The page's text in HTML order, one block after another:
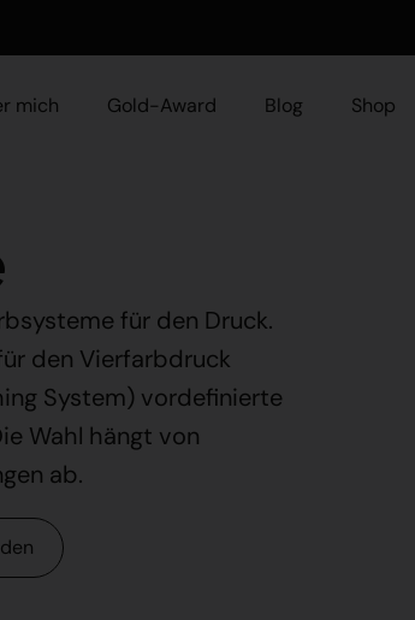
mich Gold-Award Blog Shop
für den Druck.
den Vierfarbdruck
System) vordefinierte
Wahl hängt von
ab.